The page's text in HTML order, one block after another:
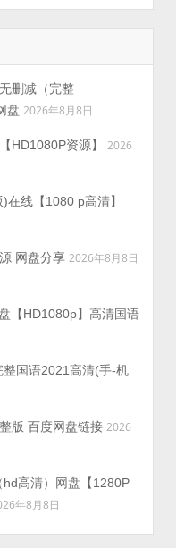
删减（完整
盘 2026年8月8日
HD1080P资源】
2026
在线【1080 p高清】
网盘分享 2026年8月8日
【HD1080p】高清国语
整国语2021高清(手-机
版 百度网盘链接 2026
hd高清）网盘【1280P
年8月8日